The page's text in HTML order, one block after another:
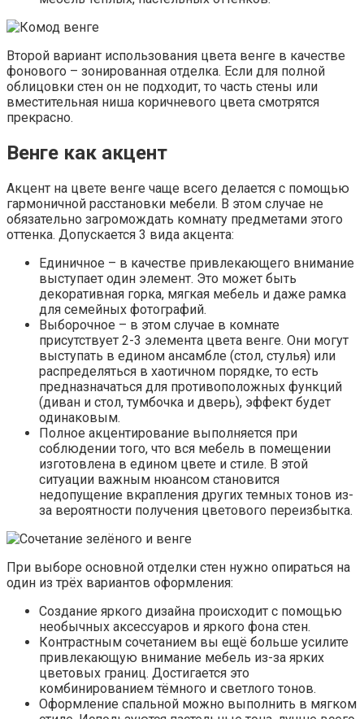
Второй вариант использования цвета венге в качестве
фонового – зонированная отделка. Если для полной
облицовки стен он не подходит, то часть стены или
вместительная ниша коричневого цвета смотрятся
прекрасно.
Венге как акцент
Акцент на цвете венге чаще всего делается с помощью
гармоничной расстановки мебели. В этом случае не
обязательно загромождать комнату предметами этого
оттенка. Допускается 3 вида акцента:
Единичное – в качестве привлекающего внимание
выступает один элемент. Это может быть
декоративная горка, мягкая мебель и даже рамка
для семейных фотографий.
Выборочное – в этом случае в комнате
присутствует 2-3 элемента цвета венге. Они могут
выступать в едином ансамбле (стол, стулья) или
распределяться в хаотичном порядке, то есть
предназначаться для противоположных функций
(диван и стол, тумбочка и дверь), эффект будет
одинаковым.
Полное акцентирование выполняется при
соблюдении того, что вся мебель в помещении
изготовлена в едином цвете и стиле. В этой
ситуации важным нюансом становится
недопущение вкрапления других темных тонов из-
за вероятности получения цветового переизбытка.
При выборе основной отделки стен нужно опираться на
один из трёх вариантов оформления:
Создание яркого дизайна происходит с помощью
необычных аксессуаров и яркого фона стен.
Контрастным сочетанием вы ещё больше усилите
привлекающую внимание мебель из-за ярких
цветовых границ. Достигается это
комбинированием тёмного и светлого тонов.
Оформление спальной можно выполнить в мягком